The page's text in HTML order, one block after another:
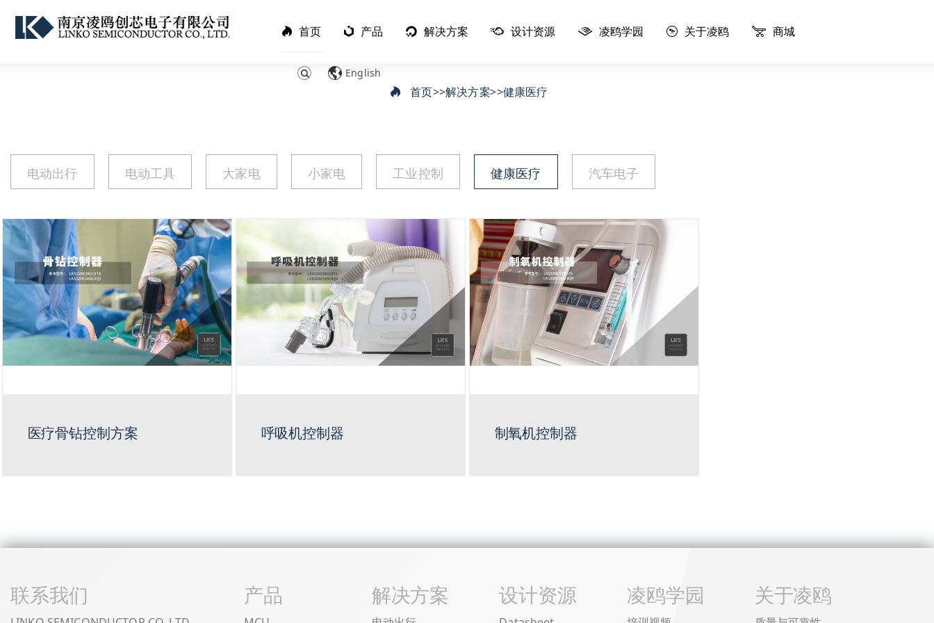
首页 产品 解决方案 设计资源 凌鸥学园 关于凌鸥 商城
English
首页>>解决方案>>健康医疗
电动出行 电动工具 大家电 小家电 工业控制 健康医疗 汽车电子
医疗骨钻控制方案 呼吸机控制器 制氧机控制器
联系我们 产品 解决方案 设计资源 凌鸥学园 关于凌鸥